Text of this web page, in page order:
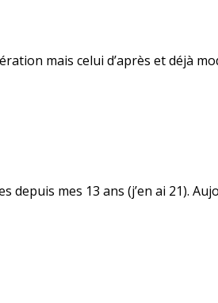
mais celui d’après et déjà
mes 13 ans (j’en ai 21).